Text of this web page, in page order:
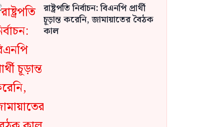
রাষ্ট্রপতি নির্বাচন: বিএনপি প্রার্থী
চূড়ান্ত করেনি, জামায়াতের বৈঠক
কাল